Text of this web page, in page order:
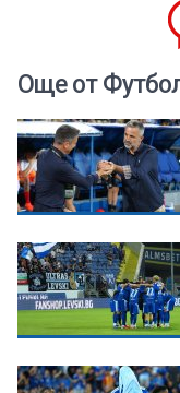
Още от